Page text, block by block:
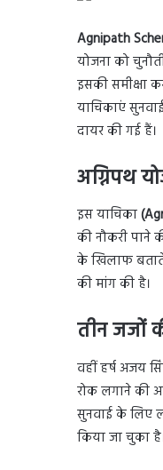
Agnipath
योजना को
इसकी समीक्षा
याचिकाएं
दायर की गई हैं।
अग्निपथ
इस याचिका
की नौकरी पाने
के खिलाफ बताते
की मांग की है।
तीन जजों
वहीं हर्ष अजय
रोक लगाने की
सुनवाई के लिए
किया जा चुका